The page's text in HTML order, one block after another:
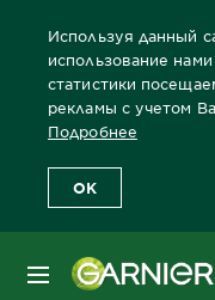
Используя данный
использование
статистики
рекламы с учетом
Подробнее
OK
МЕНЮ
Главная Волосы